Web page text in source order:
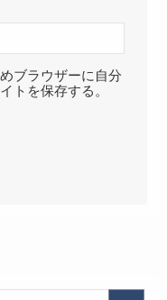
ブラウザーに自分
トを保存する。